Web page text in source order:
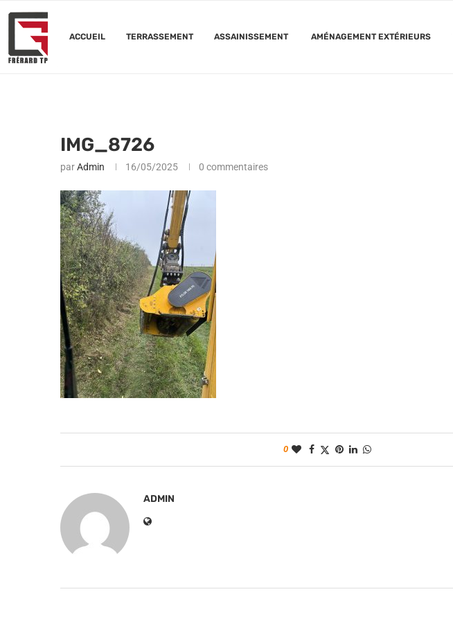
ACCUEIL TERRASSEMENT ASSAINISSEMENT AMÉNAGEMENT EXTÉRIEURS
IMG_8726
parAdmin 16/05/2025 0 commentaires
0
ADMIN